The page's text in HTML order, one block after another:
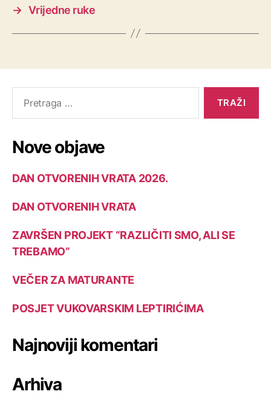
→ Vrijedne ruke
Nove objave
DAN OTVORENIH VRATA 2026.
DAN OTVORENIH VRATA
ZAVRŠEN PROJEKT “RAZLIČITI SMO, ALI SE
TREBAMO”
VEČER ZA MATURANTE
POSJET VUKOVARSKIM LEPTIRIĆIMA
Najnoviji komentari
Arhiva